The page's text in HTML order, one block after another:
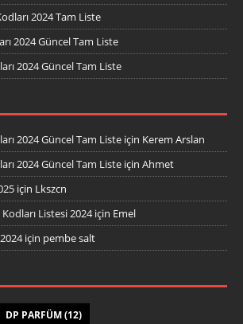
2024 Tam Liste
2024 Güncel Tam Liste
2024 Güncel Tam Liste
2024 Güncel Tam Liste için Kerem Arslan
2024 Güncel Tam Liste için Ahmet
için Lkszcn
Listesi 2024için Emel
için pembe salt
DP PARFÜM(12)